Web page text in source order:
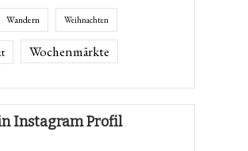
Wandern Weihnachten
Wochenmärkte
Instagram Profil